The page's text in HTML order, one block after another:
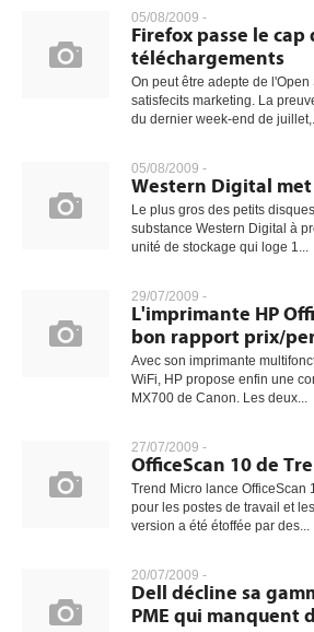
05/08/2009 -
Firefox passe le
téléchargements
On peut être adepte de
satisfecits marketing. La
du dernier week-end de juillet,...
05/08/2009 -
Western Digital met
Le plus gros des petits
substance Western Digital à
unité de stockage qui loge 1...
29/07/2009 -
L'imprimante HP
bon rapport prix/
Avec son imprimante
WiFi, HP propose enfin une
MX700 de Canon. Les deux...
27/07/2009 -
OfficeScan 10 de
Trend Micro lance OfficeScan
pour les postes de travail et
version a été étoffée par des...
20/07/2009 -
Dell décline sa
PME qui manquent